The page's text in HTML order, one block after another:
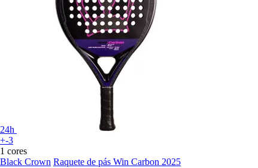
24h
+-3
1 cores
Black Crown Raquete de pás Win Carbon 2025